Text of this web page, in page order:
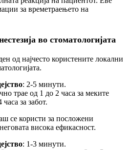
за времетраењето на
во стоматологијата
од најчесто користените локални
: 2-5 минути.
трае од 1 до 2 часа за меките
за забот.
се користи за посложени
висока ефикасност.
: 1-3 минути.